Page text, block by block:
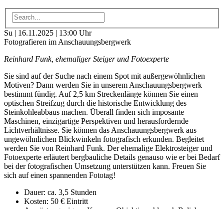
Su | 16.11.2025 | 13:00 Uhr
Fotografieren im Anschauungsbergwerk
Reinhard Funk, ehemaliger Steiger und Fotoexperte
Sie sind auf der Suche nach einem Spot mit außergewöhnlichen
Motiven? Dann werden Sie in unserem Anschauungsbergwerk
bestimmt fündig. Auf 2,5 km Streckenlänge können Sie einen
optischen Streifzug durch die historische Entwicklung des
Steinkohleabbaus machen. Überall finden sich imposante
Maschinen, einzigartige Perspektiven und herausfordernde
Lichtverhältnisse. Sie können das Anschauungsbergwerk aus
ungewöhnlichen Blickwinkeln fotografisch erkunden. Begleitet
werden Sie von Reinhard Funk. Der ehemalige Elektrosteiger und
Fotoexperte erläutert bergbauliche Details genauso wie er bei Bedarf
bei der fotografischen Umsetzung unterstützen kann. Freuen Sie
sich auf einen spannenden Fototag!
Dauer: ca. 3,5 Stunden
Kosten: 50 € Eintritt